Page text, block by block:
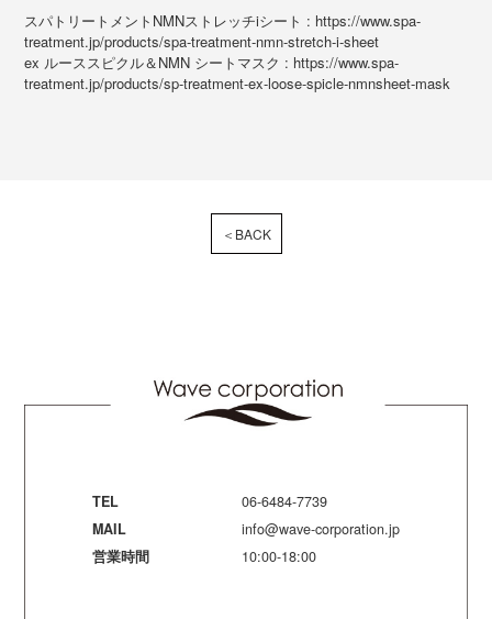
スパトリートメントNMNストレッチiシート : https://www.spa-
treatment.jp/products/spa-treatment-nmn-stretch-i-sheet
ex ルーススピクル＆NMN シートマスク : https://www.spa-
treatment.jp/products/sp-treatment-ex-loose-spicle-nmnsheet-mask
＜BACK
TEL
MAIL
営業時間
06-6484-7739
info@wave-corporation.jp
10:00-18:00